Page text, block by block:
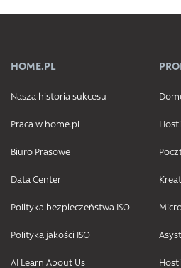
HOME.PL
Nasza historia sukcesu
Praca w home.pl
Biuro Prasowe
Data Center
Polityka bezpieczeństwa ISO
Polityka jakości ISO
AI Learn About Us